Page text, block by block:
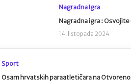
Nagradna Igra
Nagradna igra :
14. listopada 2024
Sport
Osam hrvatskih paraatletičara na